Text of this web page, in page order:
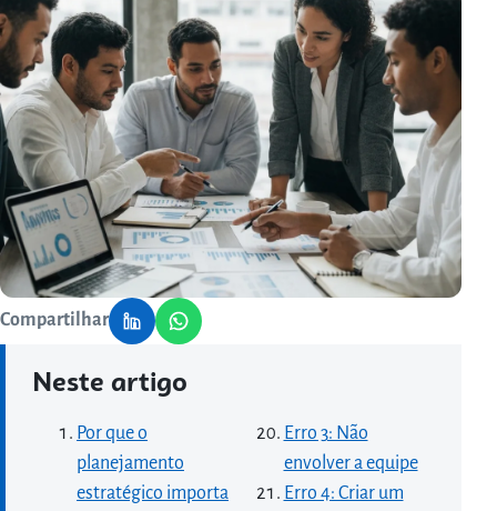
Compartilhar
Neste artigo
Por que o
planejamento
estratégico importa
Erro 3: Não
envolver a equipe
Erro 4: Criar um